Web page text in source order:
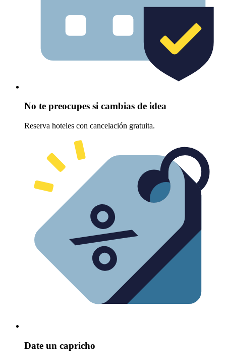
No te preocupes si cambias de idea
Reserva hoteles con cancelación gratuita.
Date un capricho